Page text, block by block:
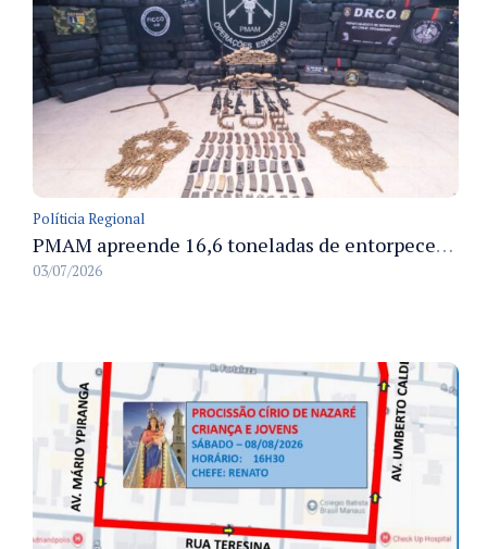
Políticia Regional
PMAM apreende 16,6 toneladas de entorpecentes e registra aumento nas prisões em flagrante e nas capturas de foragidos no primeiro semestre de 2026
03/07/2026